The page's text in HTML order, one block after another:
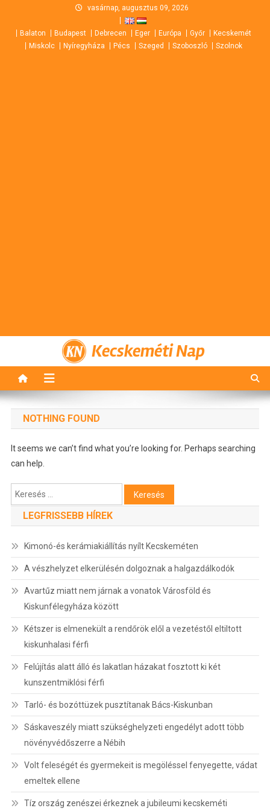
content
vasárnap, augusztus 09, 2026
Balaton Budapest Debrecen Eger Európa Győr
Kecskemét
Miskolc
Nyíregyháza Pécs Szeged Szoboszló Szolnok
Kecskeméti Nap
NOTHING FOUND
It seems we can’t find what you’re looking for. Perhaps searching
can help.
Keresés:
LEGFRISSEBB HÍREK
Kimonó-és kerámiakiállítás nyílt Kecskeméten
A vészhelyzet elkerülésén dolgoznak a halgazdálkodók
Avartűz miatt nem járnak a vonatok Városföld és
Kiskunfélegyháza között
Kétszer is elmenekült a rendőrök elől a vezetéstől eltiltott
kiskunhalasi férfi
Felújítás alatt álló és lakatlan házakat fosztott ki két
kunszentmiklósi férfi
Tarló- és bozóttüzek pusztítanak Bács-Kiskunban
Sáskaveszély miatt szükséghelyzeti engedélyt adott több
növényvédőszerre a Nébih
Volt feleségét és gyermekeit is megöléssel fenyegette, vádat
emeltek ellene
Tíz ország zenészei érkeznek a jubileumi kecskeméti